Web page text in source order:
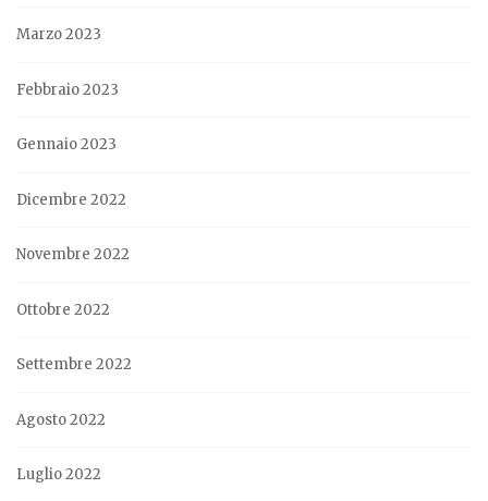
Marzo 2023
Febbraio 2023
Gennaio 2023
Dicembre 2022
Novembre 2022
Ottobre 2022
Settembre 2022
Agosto 2022
Luglio 2022